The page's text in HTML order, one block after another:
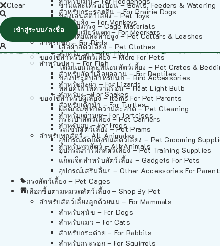
ชามและเครื่องป้อน – Bowls, Feeders & Watering
ของเล่นสัตว์เลี้ยง – Pet Toys
วัสดุรองกรง – Cage Materials
ปลอกคอและสายจูง – Pet Collars & Leashes
เสื้อผ้าสัตว์เลี้ยง – Pet Clothes
ของใช้สำหรับสัตว์เลี้ยง – More For Pets
โดมนอนและที่นอนสัตว์เลี้ยง – Pet Crates &
ของประดับสำหรับนก – Bird Accessories
หลอดไฟให้ความร้อน – Heat Light Bulb
ของใช้สำหรับผู้เลี้ยง – Items For Pet Parents
ผลิตภัณฑ์ทำความสะอาด – Pet Cleaning
กระเป๋าสัตว์เลี้ยง – Pet Carriers
รถเข็นสัตว์เลี้ยง – Pet Prams
อุปกรณ์ตัดแต่งขนสัตว์เลี้ยง – Pet Grooming
อุปกรณ์การฝึกสัตว์เลี้ยง – Pet Training Supplies
แก็ดเจ็ตสำหรับสัตว์เลี้ยง – Gadgets For Pets
อุปกรณ์เสริมอื่นๆ – Other Accessories For
กรงสัตว์เลี้ยง – Pet Cages
เลือกซื้อตามหมวดสัตว์เลี้ยง – Shop By Pet
สำหรับสัตว์เลี้ยงลูกด้วยนม – For Mammals
สำหรับสุนัข – For Dogs
สำหรับแมว – For Cats
สำหรับกระต่าย – For Rabbits
สำหรับกระรอก – For Squirrels
สำหรับกระรอกดิน – For Prairie Dogs
สำหรับลิง – For Monkeys
สำหรับเมียร์แคท – For Meerkats
สำหรับนก – For Birds
สำหรับปลา – For Fish
สำหรับปลา – For Fish
สำหรับสัตว์เลื้อยคลาน – For Reptiles
สำหรับกิ้งก่า – For Lizards
สำหรับงู – For Snakes
สำหรับเต่าน้ำ – For Turtles
สำหรับเต่าบก – For Tortoises
สำหรับกบ – For Frogs
สำหรับทุกสัตว์ – All Animals
สำหรับทุกสัตว์ – All Animals
Clear
เข้าสู่ระบบ/ลงชื่อ